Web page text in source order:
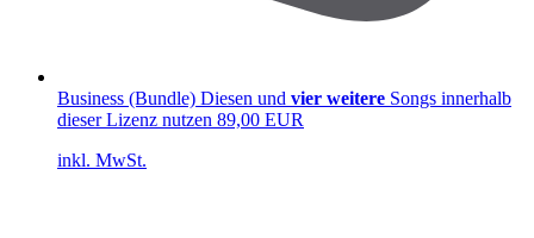
Business (Bundle) Diesen und vier weitere Songs innerhalb
dieser Lizenz nutzen 89,00 EUR
inkl. MwSt.